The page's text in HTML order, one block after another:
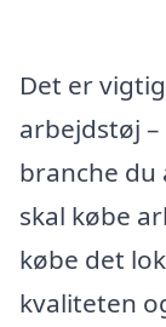
Det er
arbejdstøj
branche du
skal købe
købe det
kvaliteten